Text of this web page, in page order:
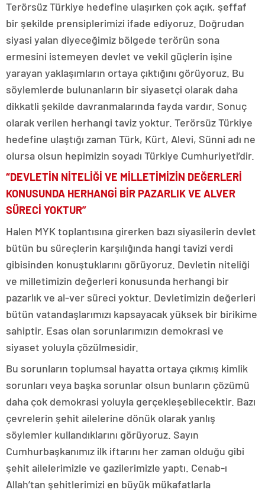
Terörsüz Türkiye hedefine ulaşırken çok açık, şeffaf
bir şekilde prensiplerimizi ifade ediyoruz. Doğrudan
siyasi yalan diyeceğimiz bölgede terörün sona
ermesini istemeyen devlet ve vekil güçlerin işine
yarayan yaklaşımların ortaya çıktığını görüyoruz. Bu
söylemlerde bulunanların bir siyasetçi olarak daha
dikkatli şekilde davranmalarında fayda vardır. Sonuç
olarak verilen herhangi taviz yoktur. Terörsüz Türkiye
hedefine ulaştığı zaman Türk, Kürt, Alevi, Sünni adı ne
olursa olsun hepimizin soyadı Türkiye Cumhuriyeti’dir.
“DEVLETİN NİTELİĞİ VE MİLLETİMİZİN DEĞERLERİ
KONUSUNDA HERHANGİ BİR PAZARLIK VE ALVER
SÜRECİ YOKTUR”
Halen MYK toplantısına girerken bazı siyasilerin devlet
bütün bu süreçlerin karşılığında hangi tavizi verdi
gibisinden konuştuklarını görüyoruz. Devletin niteliği
ve milletimizin değerleri konusunda herhangi bir
pazarlık ve al-ver süreci yoktur. Devletimizin değerleri
bütün vatandaşlarımızı kapsayacak yüksek bir birikime
sahiptir. Esas olan sorunlarımızın demokrasi ve
siyaset yoluyla çözülmesidir.
Bu sorunların toplumsal hayatta ortaya çıkmış kimlik
sorunları veya başka sorunlar olsun bunların çözümü
daha çok demokrasi yoluyla gerçekleşebilecektir. Bazı
çevrelerin şehit ailelerine dönük olarak yanlış
söylemler kullandıklarını görüyoruz. Sayın
Cumhurbaşkanımız ilk iftarını her zaman olduğu gibi
şehit ailelerimizle ve gazilerimizle yaptı. Cenab-ı
Allah’tan şehitlerimizi en büyük mükafatlarla